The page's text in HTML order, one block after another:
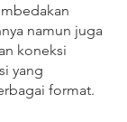
namun juga
koneksi
yang
format.